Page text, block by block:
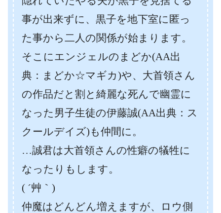
事が出来ずに、黒子を地下室に匿っ
た事から二人の関係が始まります。
そこにエンジェルのまどか(AA出
典：まどか☆マギカ)や、大首領さん
の作品だと割と綺麗な死んで幽霊に
なった男子生徒の伊藤誠(AA出典：ス
クールデイズ)も仲間に。
…誠君は大首領さんの性癖の犠牲に
なったりもします。
( ´艸｀)
仲魔はどんどん増えますが、ロウ側